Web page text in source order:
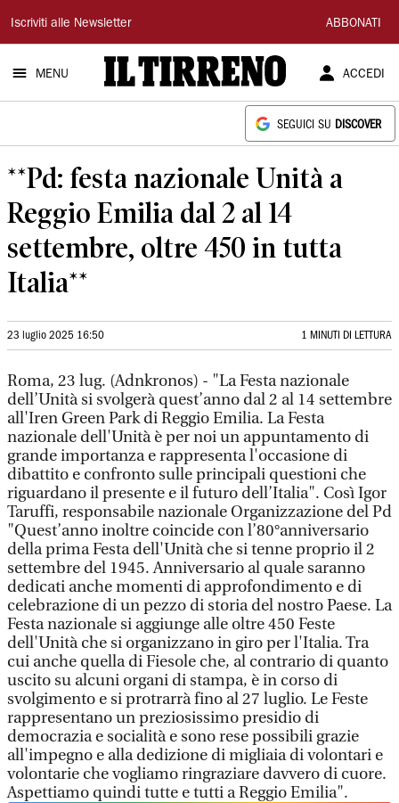
Il
Tirreno
Iscriviti alle Newsletter ABBONATI
MENU ACCEDI
SEGUICI SU DISCOVER
**Pd: festa nazionale Unità a
Reggio Emilia dal 2 al 14
settembre, oltre 450 in tutta
Italia**
23 luglio 2025 16:50 1 MINUTI DI LETTURA
Roma, 23 lug. (Adnkronos) - "La Festa nazionale
dell’Unità si svolgerà quest’anno dal 2 al 14 settembre
all'Iren Green Park di Reggio Emilia. La Festa
nazionale dell'Unità è per noi un appuntamento di
grande importanza e rappresenta l'occasione di
dibattito e confronto sulle principali questioni che
riguardano il presente e il futuro dell’Italia". Così Igor
Taruffi, responsabile nazionale Organizzazione del Pd
"Quest’anno inoltre coincide con l’80°anniversario
della prima Festa dell'Unità che si tenne proprio il 2
settembre del 1945. Anniversario al quale saranno
dedicati anche momenti di approfondimento e di
celebrazione di un pezzo di storia del nostro Paese. La
Festa nazionale si aggiunge alle oltre 450 Feste
dell'Unità che si organizzano in giro per l'Italia. Tra
cui anche quella di Fiesole che, al contrario di quanto
uscito su alcuni organi di stampa, è in corso di
svolgimento e si protrarrà fino al 27 luglio. Le Feste
rappresentano un preziosissimo presidio di
democrazia e socialità e sono rese possibili grazie
all'impegno e alla dedizione di migliaia di volontari e
volontarie che vogliamo ringraziare davvero di cuore.
Aspettiamo quindi tutte e tutti a Reggio Emilia".